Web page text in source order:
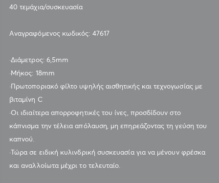
40 τεμάχια/συσκευασία
Αναγραφόμενος κωδικός: 47617
·Διάμετρος: 6,5mm
·Μήκος: 18mm
·Πρωτοποριακό φίλτο υψηλής αισθητικής και τεχνογωσίας με
βιταμίνη C
·Οι ιδιαίτερα απορροφητικές του ίνες, προσδίδουν στο
κάπνισμα την τέλεια απόλαυση, μη επηρεάζοντας τη γεύση του
καπνού.
·Τώρα σε ειδική κυλινδρική συσκευασία για να μένουν φρέσκα
και αναλλοίωτα μέχρι το τελευταίο.